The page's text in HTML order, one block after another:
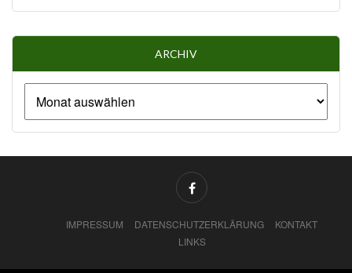
ARCHIV
IMPRESSUM DATENSCHUTZERKLÄRUNG
KONTAKT
LINKS